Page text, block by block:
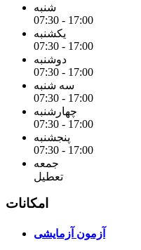
شنبه
07:30 - 17:00
یکشنبه
07:30 - 17:00
دوشنبه
07:30 - 17:00
سه شنبه
07:30 - 17:00
چهارشنبه
07:30 - 17:00
پنجشنبه
07:30 - 17:00
جمعه
تعطیل
امکانات
آزمون آزمایشی